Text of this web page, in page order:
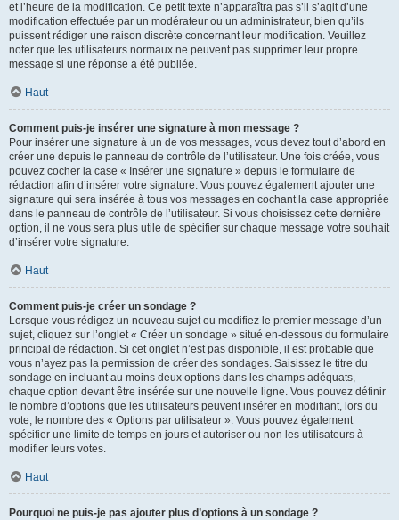
et l’heure de la modification. Ce petit texte n’apparaîtra pas s’il s’agit d’une
modification effectuée par un modérateur ou un administrateur, bien qu’ils
puissent rédiger une raison discrète concernant leur modification. Veuillez
noter que les utilisateurs normaux ne peuvent pas supprimer leur propre
message si une réponse a été publiée.
Haut
Comment puis-je insérer une signature à mon message ?
Pour insérer une signature à un de vos messages, vous devez tout d’abord en
créer une depuis le panneau de contrôle de l’utilisateur. Une fois créée, vous
pouvez cocher la case « Insérer une signature » depuis le formulaire de
rédaction afin d’insérer votre signature. Vous pouvez également ajouter une
signature qui sera insérée à tous vos messages en cochant la case appropriée
dans le panneau de contrôle de l’utilisateur. Si vous choisissez cette dernière
option, il ne vous sera plus utile de spécifier sur chaque message votre souhait
d’insérer votre signature.
Haut
Comment puis-je créer un sondage ?
Lorsque vous rédigez un nouveau sujet ou modifiez le premier message d’un
sujet, cliquez sur l’onglet « Créer un sondage » situé en-dessous du formulaire
principal de rédaction. Si cet onglet n’est pas disponible, il est probable que
vous n’ayez pas la permission de créer des sondages. Saisissez le titre du
sondage en incluant au moins deux options dans les champs adéquats,
chaque option devant être insérée sur une nouvelle ligne. Vous pouvez définir
le nombre d’options que les utilisateurs peuvent insérer en modifiant, lors du
vote, le nombre des « Options par utilisateur ». Vous pouvez également
spécifier une limite de temps en jours et autoriser ou non les utilisateurs à
modifier leurs votes.
Haut
Pourquoi ne puis-je pas ajouter plus d’options à un sondage ?